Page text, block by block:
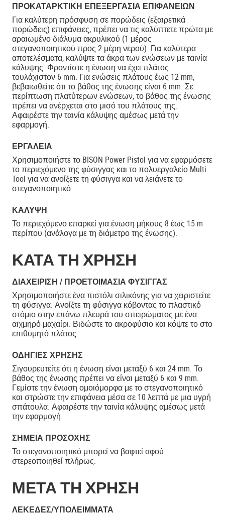
ΠΡΟΚΑΤΑΡΚΤΙΚΉ ΕΠΕΞΕΡΓΑΣΊΑ ΕΠΙΦΑΝΕΙΏΝ
Για καλύτερη πρόσφυση σε πορώδεις (εξαιρετικά
πορώδεις) επιφάνειες, πρέπει να τις καλύπτετε πρώτα με
αραιωμένο διάλυμα ακρυλικού (1 μέρος
στεγανοποιητικού προς 2 μέρη νερού). Για καλύτερα
αποτελέσματα, καλύψτε τα άκρα των ενώσεων με ταινία
κάλυψης. Φροντίστε η ένωση να έχει πλάτος
τουλάχιστον 6 mm. Για ενώσεις πλάτους έως 12 mm,
βεβαιωθείτε ότι το βάθος της ένωσης είναι 6 mm. Σε
περίπτωση πλατύτερων ενώσεων, το βάθος της ένωσης
πρέπει να ανέρχεται στο μισό του πλάτους της.
Αφαιρέστε την ταινία κάλυψης αμέσως μετά την
εφαρμογή.
ΕΡΓΑΛΕΊΑ
Χρησιμοποιήστε το BISON Power Pistol για να εφαρμόσετε
το περιεχόμενο της φύσιγγας και το πολυεργαλείο Multi
Tool για να ανοίξετε τη φύσιγγα και να λειάνετε το
στεγανοποιητικό.
ΚΆΛΥΨΗ
Το περιεχόμενο επαρκεί για ένωση μήκους 8 έως 15 m
περίπου (ανάλογα με τη διάμετρο της ένωσης).
ΚΑΤΑ ΤΗ ΧΡΗΣΗ
ΔΙΑΧΕΊΡΙΣΗ / ΠΡΟΕΤΟΙΜΑΣΊΑ ΦΎΣΙΓΓΑΣ
Χρησιμοποιήστε ένα πιστόλι σιλικόνης για να χειριστείτε
τη φύσιγγα. Ανοίξτε τη φύσιγγα κόβοντας το πλαστικό
στόμιο στην επάνω πλευρά του σπειρώματος με ένα
αιχμηρό μαχαίρι. Βιδώστε το ακροφύσιο και κόψτε το στο
επιθυμητό πλάτος.
ΟΔΗΓΊΕΣ ΧΡΉΣΗΣ
Σιγουρευτείτε ότι η ένωση είναι μεταξύ 6 και 24 mm. Το
βάθος της ένωσης πρέπει να είναι μεταξύ 6 και 9 mm.
Γεμίστε την ένωση ομοιόμορφα με το στεγανοποιητικό
και στρώστε την επιφάνεια μέσα σε 10 λεπτά με μια υγρή
σπάτουλα. Αφαιρέστε την ταινία κάλυψης αμέσως μετά
την εφαρμογή.
ΣΗΜΕΊΑ ΠΡΟΣΟΧΉΣ
Το στεγανοποιητικό μπορεί να βαφτεί αφού
στερεοποιηθεί πλήρως.
ΜΕΤΑ ΤΗ ΧΡΗΣΗ
ΛΕΚΈΔΕΣ/ΥΠΟΛΕΊΜΜΑΤΑ